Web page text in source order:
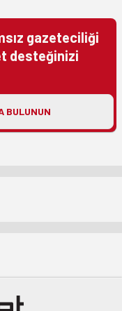
gazeteciliği
desteğinizi
BULUNUN